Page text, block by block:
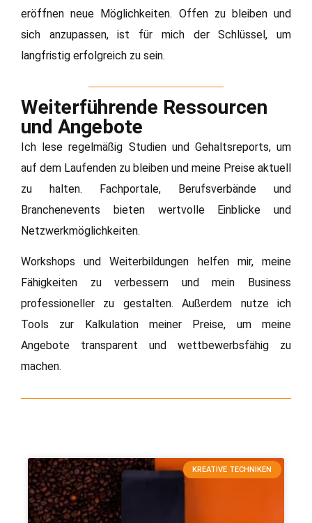
eröffnen neue Möglichkeiten. Offen zu bleiben und
sich anzupassen, ist für mich der Schlüssel, um
langfristig erfolgreich zu sein.
Weiterführende Ressourcen
und Angebote
Ich lese regelmäßig Studien und Gehaltsreports, um
auf dem Laufenden zu bleiben und meine Preise aktuell
zu halten. Fachportale, Berufsverbände und
Branchenevents bieten wertvolle Einblicke und
Netzwerkmöglichkeiten.
Workshops und Weiterbildungen helfen mir, meine
Fähigkeiten zu verbessern und mein Business
professioneller zu gestalten. Außerdem nutze ich
Tools zur Kalkulation meiner Preise, um meine
Angebote transparent und wettbewerbsfähig zu
machen.
KREATIVE TECHNIKEN